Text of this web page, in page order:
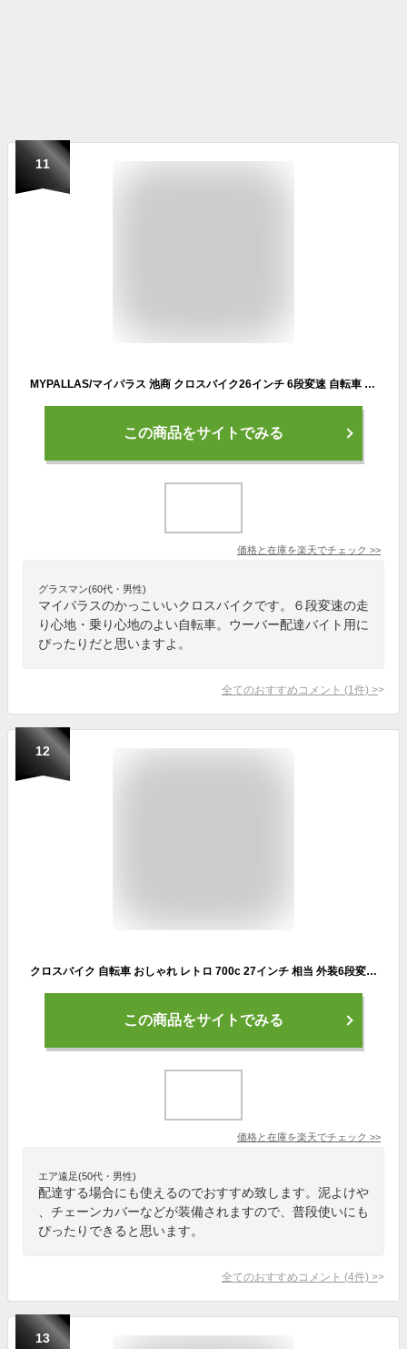
11
MYPALLAS/マイパラス 池商 クロスバイク26インチ 6段変速 自転車 シンプル グリップシフト クイックレリーズ M-605
この商品をサイトでみる
価格と在庫を楽天でチェック >>
グラスマン(60代・男性)
マイパラスのかっこいいクロスバイクです。６段変速の走
り心地・乗り心地のよい自転車。ウーバー配達バイト用に
ぴったりだと思いますよ。
全てのおすすめコメント (1 件) >
12
クロスバイク 自転車 おしゃれ レトロ 700c 27インチ 相当 外装6段変速 オートライト 420mm 480mm 街乗り 通勤通学【お客様組立】アウトレット a.n.design works CL426HD CL486HD
この商品をサイトでみる
価格と在庫を楽天でチェック >>
エア遠足(50代・男性)
配達する場合にも使えるのでおすすめ致します。泥よけや
、チェーンカバーなどが装備されますので、普段使いにも
ぴったりできると思います。
全てのおすすめコメント (4件) >
13